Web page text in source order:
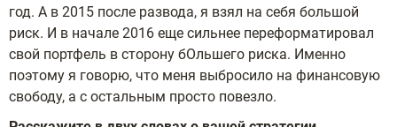
год. А в 2015 после развода, я взял на себя большой
риск. И в начале 2016 еще сильнее переформатировал
свой портфель в сторону бОльшего риска. Именно
поэтому я говорю, что меня выбросило на финансовую
свободу, а с остальным просто повезло.